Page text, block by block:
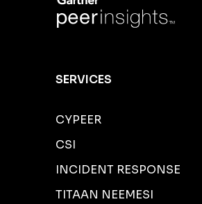
SERVICES
CYPEER
CSI
INCIDENT RESPONSE
TITAAN NEEMESI